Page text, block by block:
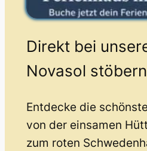
Direkt bei
Novasol stöbern
Entdecke die
von der einsamen
zum roten